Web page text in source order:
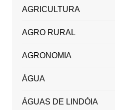
AGRICULTURA
AGRO RURAL
AGRONOMIA
ÁGUA
ÁGUAS DE LINDÓIA